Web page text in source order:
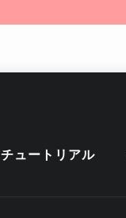
チュートリアル